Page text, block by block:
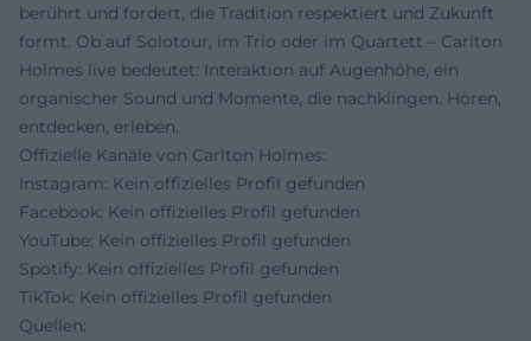
berührt und fordert, die Tradition respektiert und Zukunft
formt. Ob auf Solotour, im Trio oder im Quartett – Carlton
Holmes live bedeutet: Interaktion auf Augenhöhe, ein
organischer Sound und Momente, die nachklingen. Hören,
entdecken, erleben.
Offizielle Kanäle von Carlton Holmes:
Instagram: Kein offizielles Profil gefunden
Facebook: Kein offizielles Profil gefunden
YouTube: Kein offizielles Profil gefunden
Spotify: Kein offizielles Profil gefunden
TikTok: Kein offizielles Profil gefunden
Quellen: